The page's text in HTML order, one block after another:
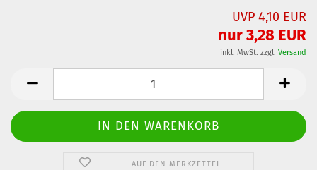
UVP 4,10 EUR
nur 3,28 EUR
inkl. MwSt. zzgl. Versand
AUF DEN MERKZETTEL